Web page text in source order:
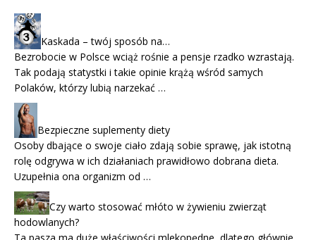
Kaskada – twój sposób na…
Bezrobocie w Polsce wciąż rośnie a pensje rzadko wzrastają.
Tak podają statystki i takie opinie krążą wśród samych
Polaków, którzy lubią narzekać …
Bezpieczne suplementy diety
Osoby dbające o swoje ciało zdają sobie sprawę, jak istotną
rolę odgrywa w ich działaniach prawidłowo dobrana dieta.
Uzupełnia ona organizm od …
Czy warto stosować młóto w żywieniu zwierząt
hodowlanych?